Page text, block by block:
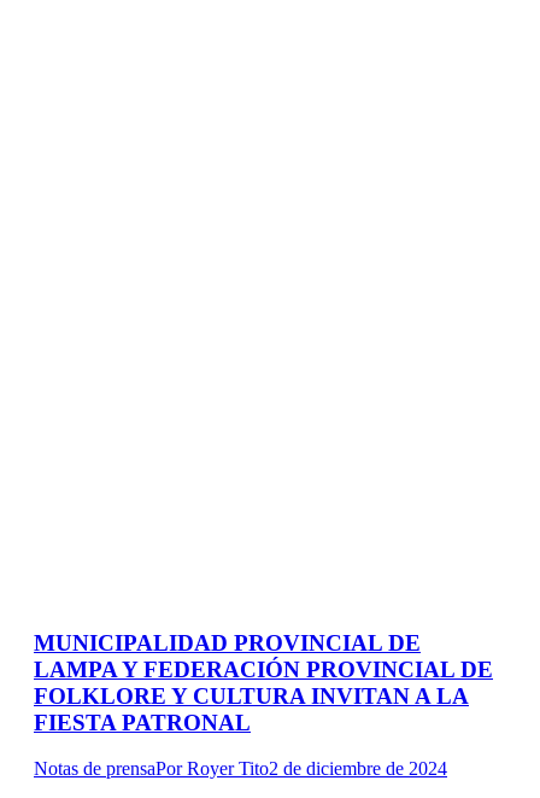
MUNICIPALIDAD PROVINCIAL DE
LAMPA Y FEDERACIÓN PROVINCIAL DE
FOLKLORE Y CULTURA INVITAN A LA
FIESTA PATRONAL
Notas de prensaPorRoyer Tito2 de diciembre de 2024